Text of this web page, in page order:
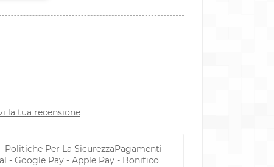
la tua recensione
Politiche Per La SicurezzaPagamenti
- Google Pay - Apple Pay - Bonifico